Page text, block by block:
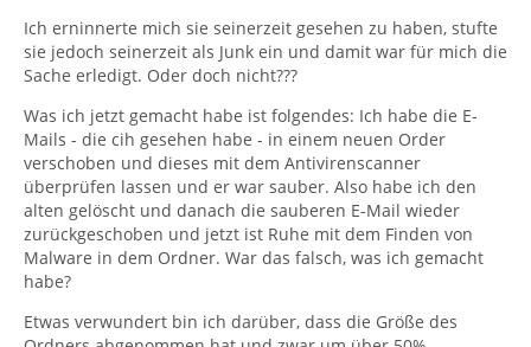
Ich erninnerte mich sie seinerzeit gesehen zu haben, stufte
sie jedoch seinerzeit als Junk ein und damit war für mich die
Sache erledigt. Oder doch nicht???
Was ich jetzt gemacht habe ist folgendes: Ich habe die E-
Mails - die cih gesehen habe - in einem neuen Order
verschoben und dieses mit dem Antivirenscanner
überprüfen lassen und er war sauber. Also habe ich den
alten gelöscht und danach die sauberen E-Mail wieder
zurückgeschoben und jetzt ist Ruhe mit dem Finden von
Malware in dem Ordner. War das falsch, was ich gemacht
habe?
Etwas verwundert bin ich darüber, dass die Größe des